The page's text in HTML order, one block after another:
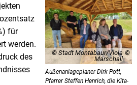
© Stadt Montabaur/Viola
Marschall
Außenanlageplaner Dirk Pott,
Pfarrer Steffen Henrich, die Kita-
für
werden.
des